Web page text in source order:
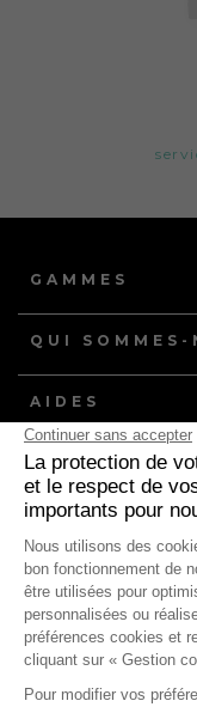
GAMMES
QUI SOMMES-
AIDES
NOS
Quelle routine de
poils gras ?
Anju Beauté,
pour ses
de votre animal ?